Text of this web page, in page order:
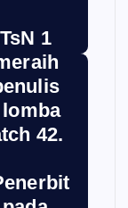
1
42.